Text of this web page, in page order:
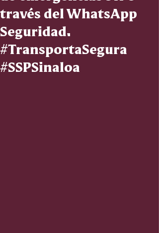
través del WhatsApp
Seguridad.
#TransportaSegura
#SSPSinaloa